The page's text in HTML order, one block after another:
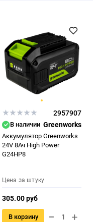
2957907
В наличии Greenworks
Аккумулятор Greenworks
24V 8Ач High Power
G24HP8
Цена за штуку
305.00 руб
В корзину